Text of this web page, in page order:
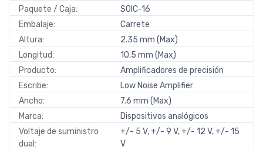
Paquete / Caja:
SOIC-16
Embalaje:
Carrete
Altura:
2.35 mm (Max)
Longitud:
10.5 mm (Max)
Producto:
Amplificadores de precisión
Escribe:
Low Noise Amplifier
Ancho:
7.6 mm (Max)
Marca:
Dispositivos analógicos
Voltaje de suministro
dual:
+/- 5 V, +/- 9 V, +/- 12 V, +/- 15
V